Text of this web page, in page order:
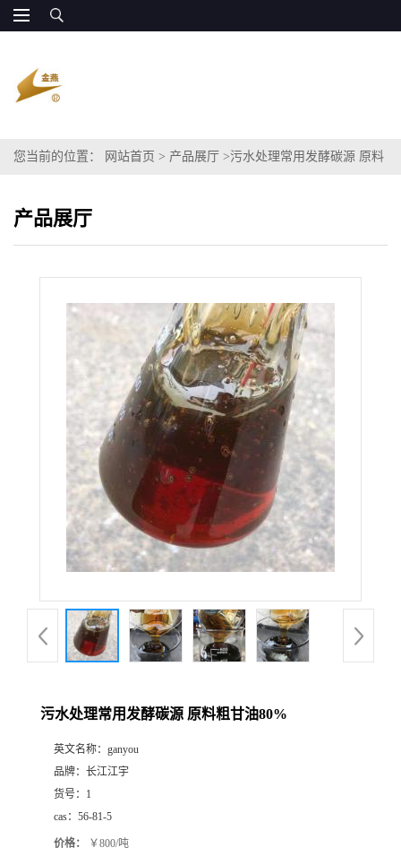
您当前的位置： 网站首页 > 产品展厅 >污水处理常用发酵碳源 原料
产品展厅
污水处理常用发酵碳源 原料粗甘油80%
英文名称： ganyou
品牌： 长江江宇
货号： 1
cas： 56-81-5
价格： ￥800/吨